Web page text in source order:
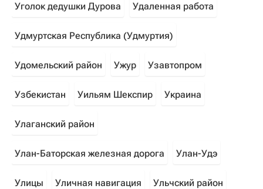
Уголок дедушки Дурова Удаленная работа
Удмуртская Республика (Удмуртия)
Удомельский район Ужур Узавтопром
Узбекистан Уильям Шекспир Украина
Улаганский район
Улан-Баторская железная дорога Улан-Удэ
Улицы Уличная навигация Ульчский район